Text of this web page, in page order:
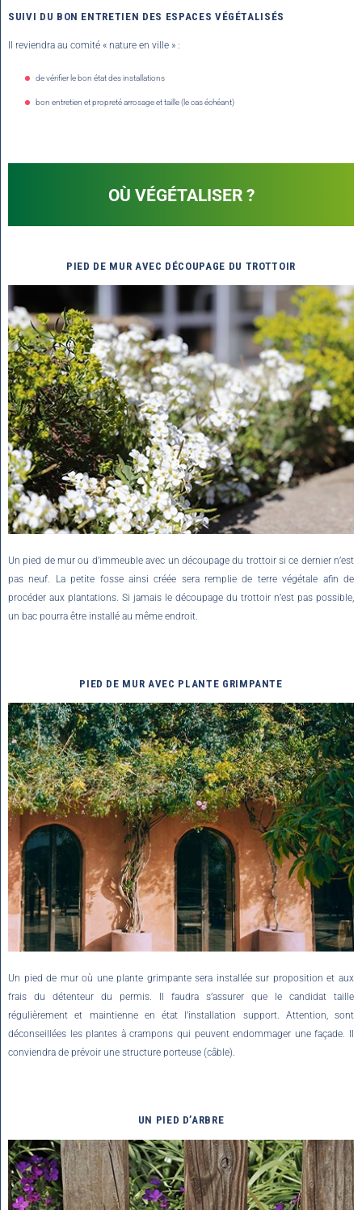
SUIVI DU BON ENTRETIEN DES ESPACES VÉGÉTALISÉS
Il reviendra au comité « nature en ville » :
de vérifier le bon état des installations
bon entretien et propreté arrosage et taille (le cas échéant)
OÙ VÉGÉTALISER ?
PIED DE MUR AVEC DÉCOUPAGE DU TROTTOIR
Un pied de mur ou d’immeuble avec un découpage du trottoir si ce dernier n’est
pas neuf. La petite fosse ainsi créée sera remplie de terre végétale afin de
procéder aux plantations. Si jamais le découpage du trottoir n’est pas possible,
un bac pourra être installé au même endroit.
PIED DE MUR AVEC PLANTE GRIMPANTE
Un pied de mur où une plante grimpante sera installée sur proposition et aux
frais du détenteur du permis. Il faudra s’assurer que le candidat taille
régulièrement et maintienne en état l’installation support. Attention, sont
déconseillées les plantes à crampons qui peuvent endommager une façade. Il
conviendra de prévoir une structure porteuse (câble).
UN PIED D’ARBRE